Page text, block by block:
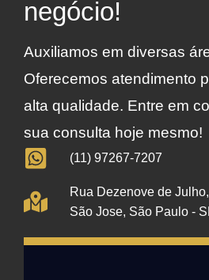
negócio!
Auxiliamos em diversas
Oferecemos atendimento
alta qualidade. Entre em
sua consulta hoje mesmo!
(11) 97267-7207
Rua Dezenove de
São Jose, São Paulo -